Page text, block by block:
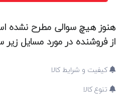
هنوز هیچ سوالی مطرح نشده
از فروشنده در مورد مسایل زیر
کیفیت و شرایط کالا
تنوع کالا